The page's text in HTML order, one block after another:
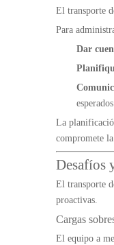
El transporte
Para
Dar
La
compromete
Desafíos
El transporte
proactivas.
Cargas
El equipo a